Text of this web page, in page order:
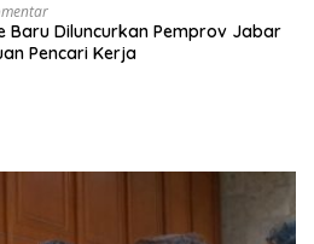
Baru Diluncurkan Pemprov Jabar
Pencari Kerja